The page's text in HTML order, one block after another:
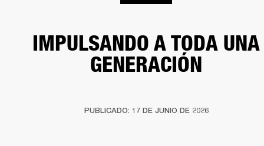
IMPULSANDO A TODA UNA
GENERACIÓN
PUBLICADO: 17 DE JUNIO DE 2026